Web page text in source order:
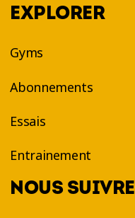
EXPLORER
Gyms
Abonnements
Essais
Entrainement
NOUS SUIVRE